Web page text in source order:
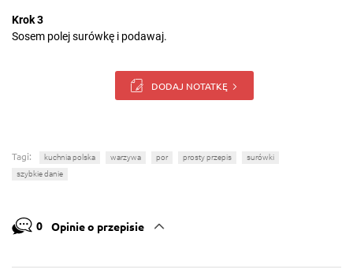
Krok 3
Sosem polej surówkę i podawaj.
DODAJ NOTATKĘ
Tagi: kuchnia polska warzywa por prosty przepis
surówki
szybkie danie
0 Opinie o przepisie